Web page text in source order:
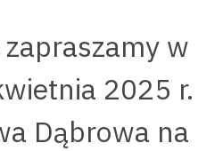
w
2025 r.
Dąbrowa na